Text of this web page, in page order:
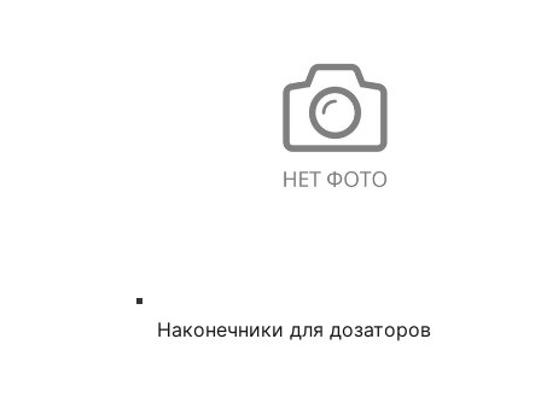
Наконечники для дозаторов